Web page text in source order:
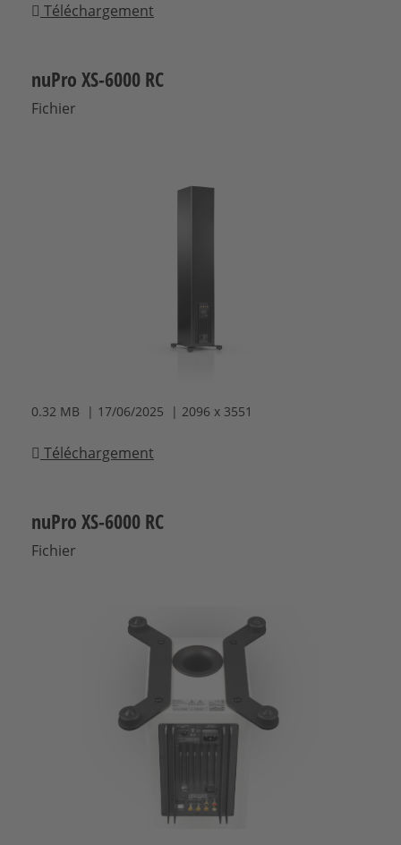
Téléchargement
nuPro XS-6000 RC
Fichier
0.32 MB | 17/06/2025 | 2096 x 3551
Téléchargement
nuPro XS-6000 RC
Fichier